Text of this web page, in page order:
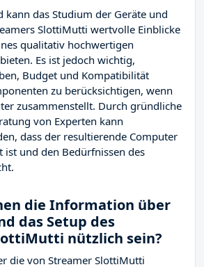
kann das Studium der Geräte und
SlottiMutti wertvolle Einblicke
qualitativ hochwertigen
Es ist jedoch wichtig,
Budget und Kompatibilität
zu berücksichtigen, wenn
zusammenstellt. Durch gründliche
von Experten kann
dass der resultierende Computer
und den Bedürfnissen des
die Information über
das Setup des
nützlich sein?
die von Streamer SlottiMutti